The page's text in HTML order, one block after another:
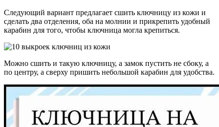
Следующий вариант предлагает сшить ключницу из кожи и
сделать два отделения, оба на молнии и прикрепить удобный
карабин для того, чтобы ключница могла крепиться.
Можно сшить и такую ключницу, а замок пустить не сбоку, а
по центру, а сверху пришить небольшой карабин для удобства.